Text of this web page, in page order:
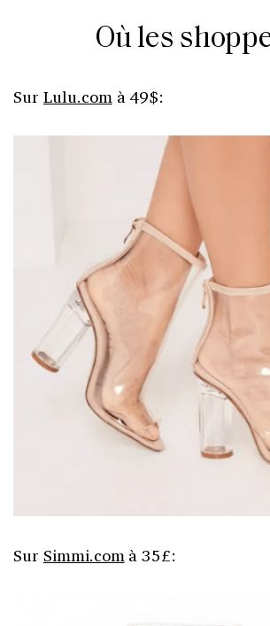
Où les
Sur Lulu.com à 49$:
Sur Simmi.comà 35£: